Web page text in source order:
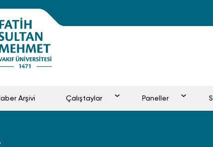
Haber Arşivi Çalıştaylar Paneller